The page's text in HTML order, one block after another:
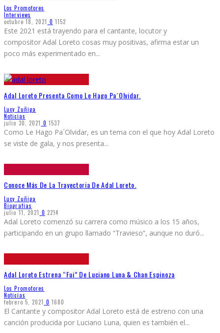
Los Promotores
Interviews
octubre 18, 2021 0 1152
Este 2021 está trayendo para el cantante, locutor y
compositor Adal Loreto cosas muy positivas, afirma estar un
poco más experimentado en...
Adal Loreto Presenta Como Le Hago Pa´Olvidar.
Lucy Zuñiga
Noticias
julio 30, 2021 0 1537
Como Le Hago Pa´Olvidar, es un tema con el que hoy Adal Loreto
se viste de gala, y nos presenta...
Conoce Más De La Trayectoria De Adal Loreto.
Lucy Zuñiga
Biografias
julio 11, 2021 0 2214
Adal Loreto comenzó su carrera como músico a los 15 años,
participando en un grupo llamado “Travieso”, aunque no duró...
Adal Loreto Estrena “Fui” De Luciano Luna & Chan Espinoza
Los Promotores
Noticias
febrero 5, 2021 0 1680
El Cantante y compositor Adal Loreto está de estreno con una
canción producida por Luciano Luna, quien es también el...